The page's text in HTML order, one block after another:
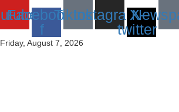
Facebook-
f
TiktokInstagramX-
twitter
Friday, August 7, 2026